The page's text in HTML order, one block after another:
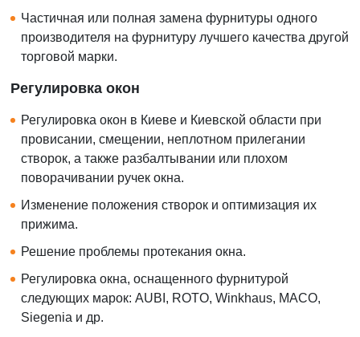
Частичная или полная замена фурнитуры одного
производителя на фурнитуру лучшего качества другой
торговой марки.
Регулировка окон
Регулировка окон в Киеве и Киевской области при
провисании, смещении, неплотном прилегании
створок, а также разбалтывании или плохом
поворачивании ручек окна.
Изменение положения створок и оптимизация их
прижима.
Решение проблемы протекания окна.
Регулировка окна, оснащенного фурнитурой
следующих марок: AUBI, ROTO, Winkhaus, MACO,
Siegenia и др.